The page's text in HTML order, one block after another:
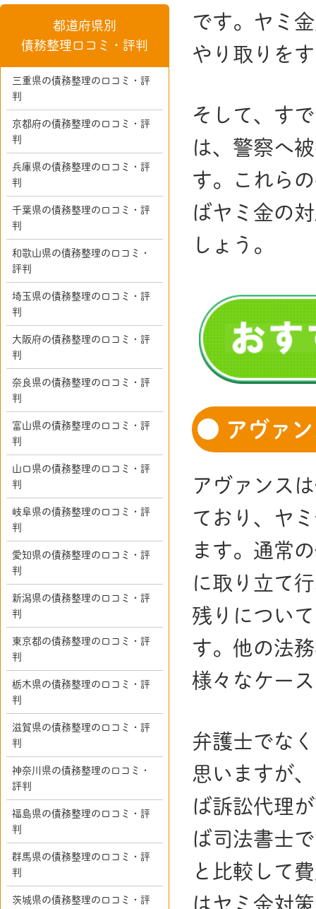
です。ヤミ
やり取りを
そして、す
は、警察へ
す。これら
ばヤミ金の
しょう。
アヴァ
アヴァンス
ており、ヤ
ます。通常
に取り立て
残りについ
す。他の法
様々なケー
弁護士でな
思いますが
ば訴訟代理
ば司法書士
と比較して
はヤミ金対
都道府県別
債務整理口コミ・評判
三重県の債務整理の口コミ・評
判
京都府の債務整理の口コミ・評
判
兵庫県の債務整理の口コミ・評
判
千葉県の債務整理の口コミ・評
判
和歌山県の債務整理の口コミ・
評判
埼玉県の債務整理の口コミ・評
判
大阪府の債務整理の口コミ・評
判
奈良県の債務整理の口コミ・評
判
富山県の債務整理の口コミ・評
判
山口県の債務整理の口コミ・評
判
岐阜県の債務整理の口コミ・評
判
愛知県の債務整理の口コミ・評
判
新潟県の債務整理の口コミ・評
判
東京都の債務整理の口コミ・評
判
栃木県の債務整理の口コミ・評
判
滋賀県の債務整理の口コミ・評
判
神奈川県の債務整理の口コミ・
評判
福島県の債務整理の口コミ・評
判
群馬県の債務整理の口コミ・評
判
茨城県の債務整理の口コミ・評